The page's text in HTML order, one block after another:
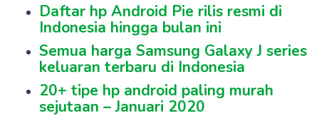
Daftar hp Android Pie rilis resmi di
Indonesia hingga bulan ini
Semua harga Samsung Galaxy J series
keluaran terbaru di Indonesia
20+ tipe hp android paling murah
sejutaan – Januari 2020